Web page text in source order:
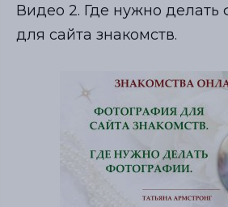
Видео 2. Где нужно делать
для сайта знакомств.